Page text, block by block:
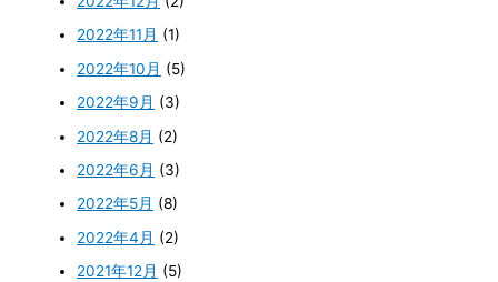
2022年11月 (1)
2022年10月 (5)
2022年9月 (3)
2022年8月 (2)
2022年6月 (3)
2022年5月 (8)
2022年4月 (2)
2021年12月 (5)